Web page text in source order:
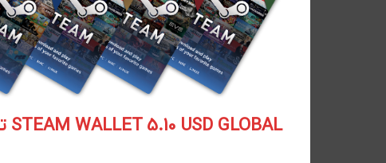
STEAM WALLET 5.10 USD GLOBAL تنها 288.000 تومان تحویل آنی